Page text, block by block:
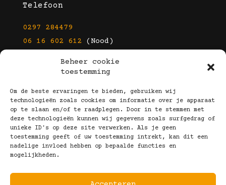
Beheer cookie
toestemming
Om de beste ervaringen te bieden, gebruiken wij
technologieën zoals cookies om informatie over je apparaat
op te slaan en/of te raadplegen. Door in te stemmen met
deze technologieën kunnen wij gegevens zoals surfgedrag of
unieke ID's op deze site verwerken. Als je geen
toestemming geeft of uw toestemming intrekt, kan dit een
nadelige invloed hebben op bepaalde functies en
mogelijkheden.
Telefoon
0297 284479
06 16 602 612 (Nood)
info@kootbrillen.nl
Volg Ons!